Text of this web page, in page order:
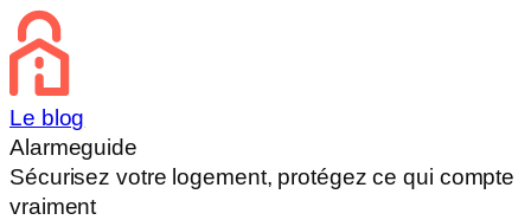
Le blog
Alarmeguide
Sécurisez votre logement, protégez ce qui compte
vraiment